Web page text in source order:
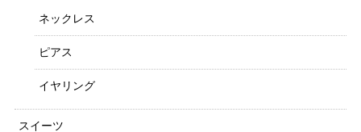
ネックレス
ピアス
イヤリング
スイーツ